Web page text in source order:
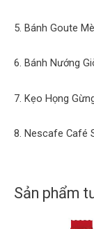
5. Bánh Goute
6. Bánh Nướng
7. Kẹo Họng
8. Nescafe Café
Sản phẩm